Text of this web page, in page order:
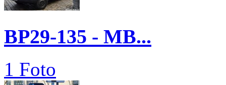
BP29-135 - MB...
1 Foto